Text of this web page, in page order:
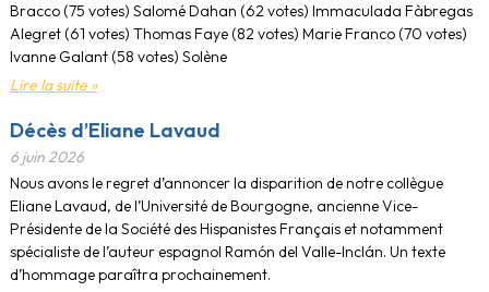
Bracco (75 votes) Salomé Dahan (62 votes) Immaculada Fàbregas
Alegret (61 votes) Thomas Faye (82 votes) Marie Franco (70 votes)
Ivanne Galant (58 votes) Solène
Lire la suite »
Décès d’Eliane Lavaud
6 juin 2026
Nous avons le regret d’annoncer la disparition de notre collègue
Eliane Lavaud, de l’Université de Bourgogne, ancienne Vice-
Présidente de la Société des Hispanistes Français et notamment
spécialiste de l’auteur espagnol Ramón del Valle-Inclán. Un texte
d’hommage paraîtra prochainement.